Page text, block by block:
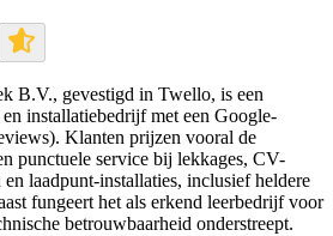
B.V., gevestigd in Twello, is een
installatiebedrijf met een Google-
Klanten prijzen vooral de
punctuele service bij lekkages, CV-
laadpunt-installaties, inclusief heldere
fungeert het als erkend leerbedrijf voor
betrouwbaarheid onderstreept.